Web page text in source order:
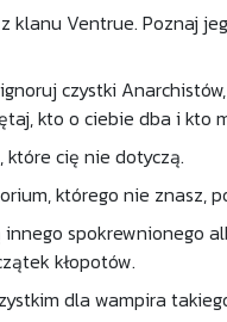
klanu Ventrue. Poznaj
czystki
kto o ciebie dba i kto
które cię nie dotyczą.
którego nie znasz,
spokrewnionego
kłopotów.
dla wampira